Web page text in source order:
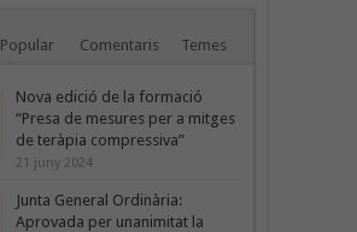
Popular Comentaris Temes
Nova edició de la formació
“Presa de mesures per a mitges
de teràpia compressiva”
21 juny 2024
Junta General Ordinària:
Aprovada per unanimitat la